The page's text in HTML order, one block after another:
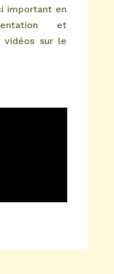
important en
et
vidéos sur le